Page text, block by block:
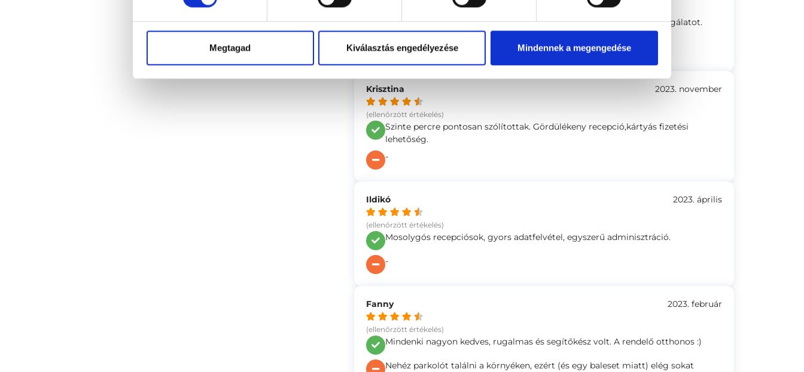
Megtagad Kiválasztás engedélyezése Mindennek a megengedése
Elég sokat késtem(20 perc), de ennek ellenére is megcsinálták a vizsgálatot.
-
Krisztina
(ellenőrzött értékelés)
2023. november
Szinte percre pontosan szólítottak. Gördülékeny recepció,kártyás fizetési
lehetőség.
-
Ildikó
(ellenőrzött értékelés)
2023. április
Mosolygós recepciósok, gyors adatfelvétel, egyszerű adminisztráció.
-
Fanny
(ellenőrzött értékelés)
2023. február
Mindenki nagyon kedves, rugalmas és segítőkész volt. A rendelő otthonos :)
Nehéz parkolót találni a környéken, ezért (és egy baleset miatt) elég sokat